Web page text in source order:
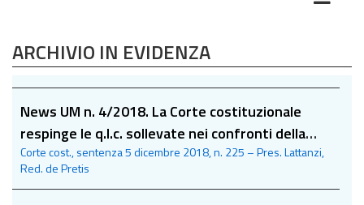
ARCHIVIO IN EVIDENZA
News UM n. 4/2018. La Corte costituzionale
respinge le q.l.c. sollevate nei confronti della
riforma della c.d. Legge Pinto ove vincola la
nomina del commissario ad acta
Corte cost., sentenza 5 dicembre 2018, n. 225 – Pres. Lattanzi,
Red. de Pretis